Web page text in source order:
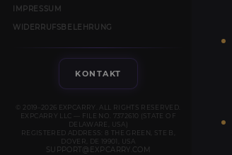
IMPRESSUM
WIDERRUFSBELEHRUNG
KONTAKT
© 2019–2026 EXPCARRY. ALL RIGHTS RESERVED.
EXPCARRY LLC — FILE NO. 7372610 (STATE OF
DELAWARE, USA)
REGISTERED ADDRESS: 8 THE GREEN, STE B,
DOVER, DE 19901, USA
SUPPORT@EXPCARRY.COM